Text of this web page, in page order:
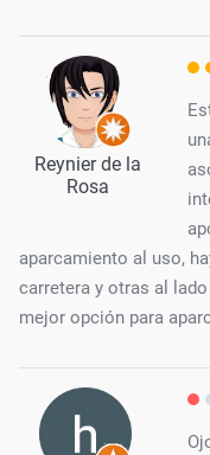
Reynier de la
Rosa
aparcamiento al uso,
carretera y otras al
mejor opción para